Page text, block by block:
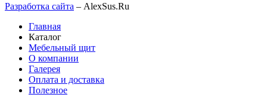
Разработка сайта – AlexSus.Ru
Главная
Каталог
Мебельный щит
О компании
Галерея
Оплата и доставка
Полезное